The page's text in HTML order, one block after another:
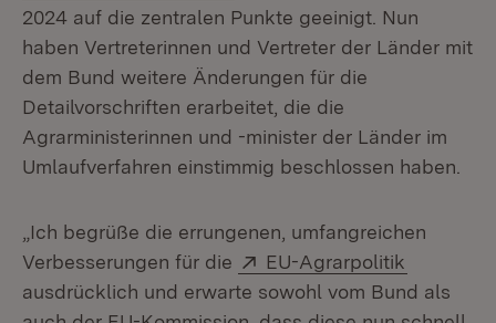
2024 auf die zentralen Punkte geeinigt. Nun
haben Vertreterinnen und Vertreter der Länder mit
dem Bund weitere Änderungen für die
Detailvorschriften erarbeitet, die die
Agrarministerinnen und -minister der Länder im
Umlaufverfahren einstimmig beschlossen haben.
„Ich begrüße die errungenen, umfangreichen
Verbesserungen für die
Extern:
EU-Agrarpolitik
ausdrücklich und erwarte sowohl vom Bund als